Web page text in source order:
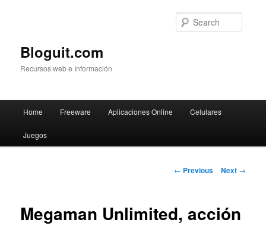
Bloguit.com
Recursos web e Información
Skip
to
Home Freeware Aplicaciones Online Celulares
Juegos
Post
← Previous Next →
Megaman Unlimited, acción